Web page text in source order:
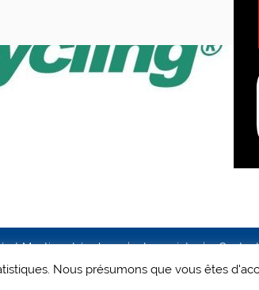
et Mentions Légales Le projet
Nous présumons que vous êtes